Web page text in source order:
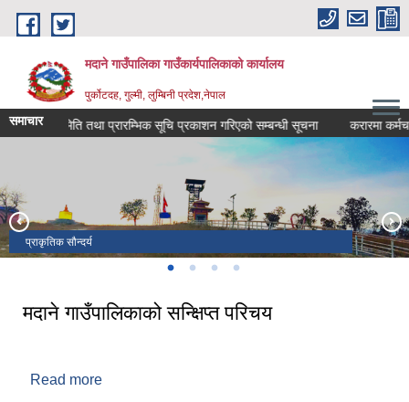
Skip to main content
मदाने गाउँपालिका गाउँकार्यपालिकाको कार्यालय
पुर्कोटदह, गुल्मी, लुम्बिनी प्रदेश,नेपाल
समाचार
परीक्षा मिति तथा प्रारम्भिक सूचि प्रकाशन गरिएको सम्बन्धी सूचना करारमा
प्राकृतिक सौन्दर्य
सुभ बिहानी संगै मदाने गाउँपालिका
मदानेको शान 'मदाने लेक'
प्राकृतिक सौन्दर्य भरिपुर्ण छ मदाने
मदाने गाउँपालिकाको सन्क्षिप्त परिचय
Read more